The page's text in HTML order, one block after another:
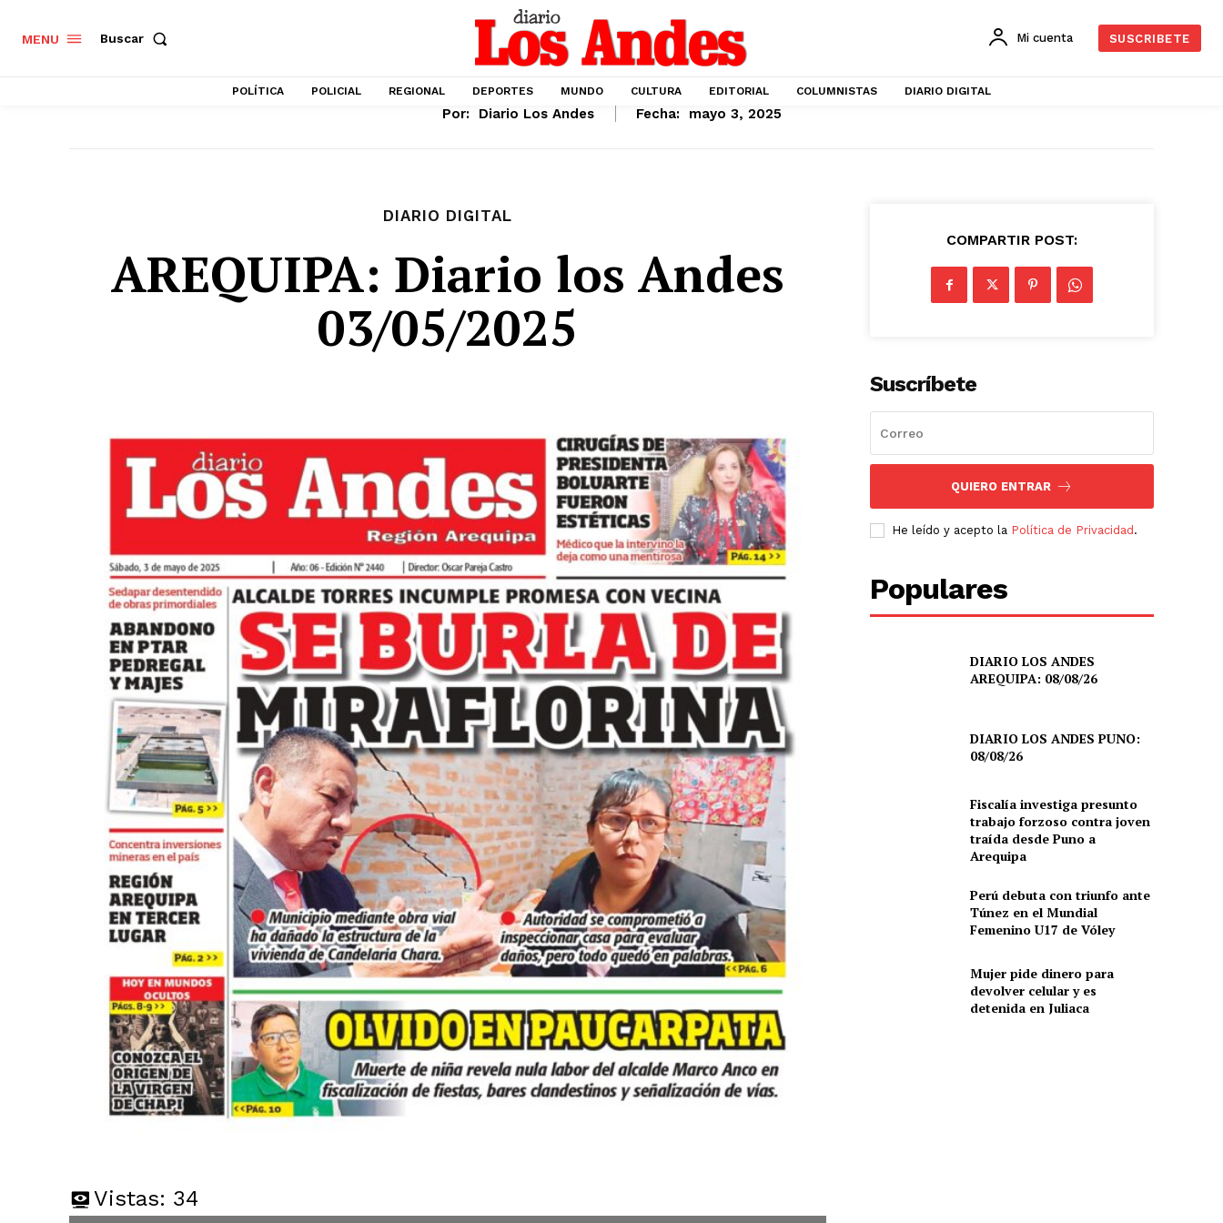
MENU Buscar Mi cuenta SUSCRIBETE
POLÍTICA POLICIAL REGIONAL DEPORTES MUNDO CULTURA EDITORIAL COLUMNISTAS DIARIO DIGITAL
Por: Diario Los Andes Fecha: mayo 3, 2025
DIARIO DIGITAL
AREQUIPA: Diario los Andes
03/05/2025
Vistas: 34
COMPARTIR POST:
Suscríbete
QUIERO ENTRAR
He leído y acepto la Política de Privacidad .
Populares
DIARIO LOS ANDES
AREQUIPA: 08/08/26
DIARIO LOS ANDES PUNO:
08/08/26
Fiscalía investiga presunto
trabajo forzoso contra joven
traída desde Puno a
Arequipa
Perú debuta con triunfo ante
Túnez en el Mundial
Femenino U17 de Vóley
Mujer pide dinero para
devolver celular y es
detenida en Juliaca